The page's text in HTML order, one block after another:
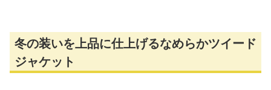
冬の装いを上品に仕上げるなめらかツイード
ジャケット